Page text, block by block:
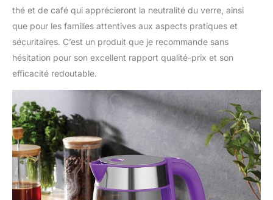
thé et de café qui apprécieront la neutralité du verre, ainsi
que pour les familles attentives aux aspects pratiques et
sécuritaires. C’est un produit que je recommande sans
hésitation pour son excellent rapport qualité-prix et son
efficacité redoutable.